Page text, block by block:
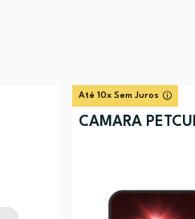
Até 10x Sem Juros
CÂMARA